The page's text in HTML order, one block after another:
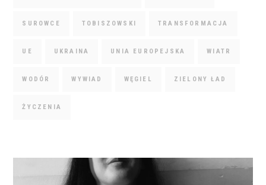
SUROWCE TOBISZOWSKI TRANSFORMACJA
UE UKRAINA UNIA EUROPEJSKA WIATR
WODÓR WYWIAD WĘGIEL ZIELONY ŁAD
ŻYCZENIA